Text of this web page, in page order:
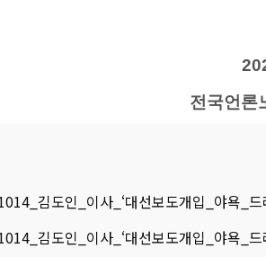
전국언론
김도인_이사_‘대선보도개입_야욕_
김도인_이사_‘대선보도개입_야욕_